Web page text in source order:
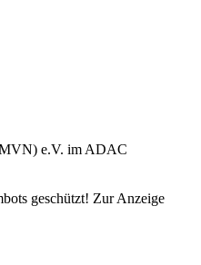
e.V. im ADAC
geschützt! Zur Anzeige